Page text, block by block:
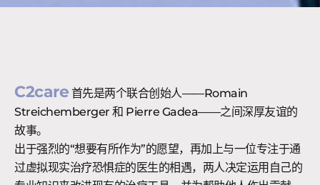
C2care 首先是两个联合创始人——Romain
Streichemberger 和 Pierre Gadea——之间深厚友谊的
故事。
出于强烈的“想要有所作为”的愿望，再加上与一位专注于通
过虚拟现实治疗恐惧症的医生的相遇，两人决定运用自己的